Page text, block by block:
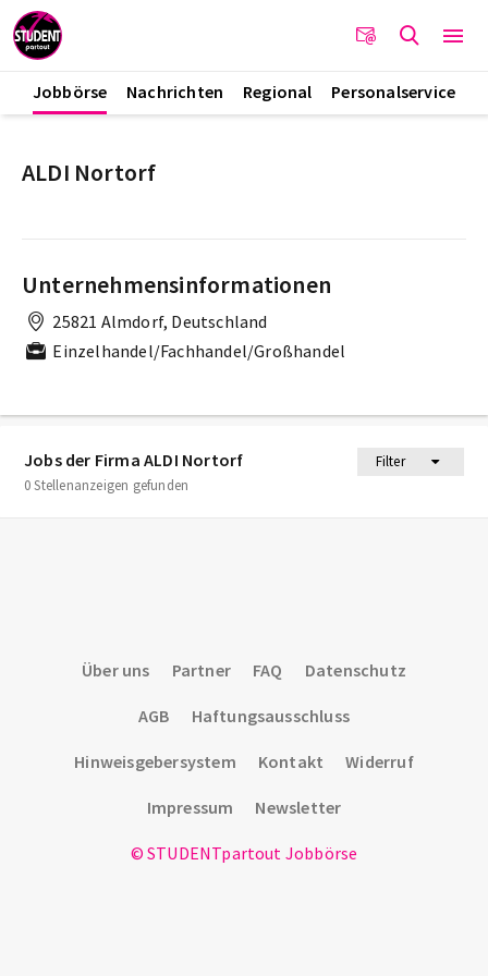
Jobbörse Nachrichten Regional Personalservice
Jobs der Firma ALDI Nortorf
Filter
0 Stellenanzeigen gefunden
ALDI Nortorf
Unternehmensinformationen
25821 Almdorf, Deutschland
Einzelhandel/Fachhandel/Großhandel
Über uns Partner FAQ Datenschutz
AGB Haftungsausschluss
Hinweisgebersystem Kontakt Widerruf
Impressum Newsletter
© STUDENTpartout Jobbörse